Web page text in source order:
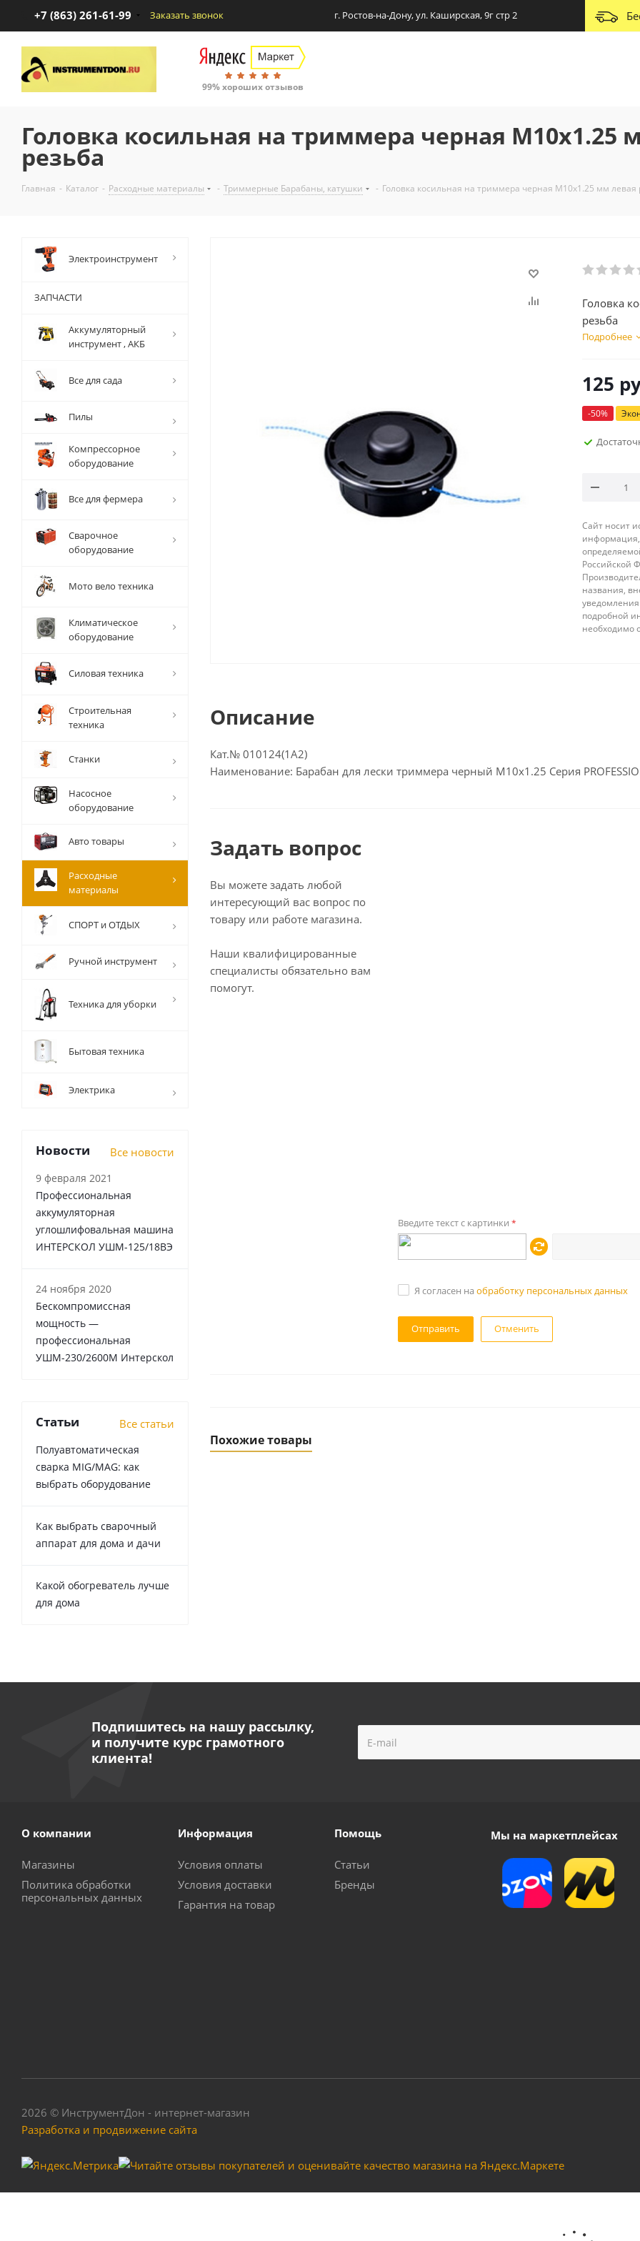
+7 (863) 261-61-99 Заказать звонок г. Ростов-на-Дону, ул. Каширская, 9г стр 2
99% хороших отзывов
Головка косильная на триммера черная М10х1.25
резьба
Главная - Каталог - Расходные материалы - Триммерные Барабаны, катушки - Головка косильная на триммера черная М10х1.25 мм левая
Головка
резьба
Подробнее
125
-50%
Сайт носит
информация,
Российской
названия,
подробной
необходимо
Описание
Кат.№ 010124(1A2)
Наименование: Барабан для лески триммера черный М10х1.25 Серия
Задать вопрос
Вы можете задать любой
интересующий вас вопрос по
товару или работе магазина.
Наши квалифицированные
специалисты обязательно вам
помогут.
Введите текст с картинки *
Я согласен на обработку персональных данных
Отменить
Похожие товары
Головка режущая для триммера универсальная Паук (Алюминий, тип -
Электроинструмент
ЗАПЧАСТИ
Аккумуляторный
инструмент , АКБ
Все для сада
Пилы
Компрессорное
оборудование
Все для фермера
Сварочное
оборудование
Мото вело техника
Климатическое
оборудование
Силовая техника
Строительная
техника
Станки
Насосное
оборудование
Авто товары
Расходные
материалы
СПОРТ и ОТДЫХ
Ручной инструмент
Техника для уборки
Бытовая техника
Электрика
Новости Все новости
9 февраля 2021
Профессиональная
аккумуляторная
углошлифовальная машина
ИНТЕРСКОЛ УШМ-125/18ВЭ
24 ноября 2020
Бескомпромиссная
мощность —
профессиональная
УШМ-230/2600М Интерскол
Статьи Все статьи
Полуавтоматическая
сварка MIG/MAG: как
выбрать оборудование
Как выбрать сварочный
аппарат для дома и дачи
Какой обогреватель лучше
для дома
Подпишитесь на нашу рассылку,
и получите курс грамотного
клиента!
О компании
Магазины
Политика обработки
персональных данных
Информация
Условия оплаты
Условия доставки
Гарантия на товар
Помощь
Статьи
Бренды
Мы на маркетплейсах
2026 © ИнструментДон - интернет-магазин
Разработка и продвижение сайта